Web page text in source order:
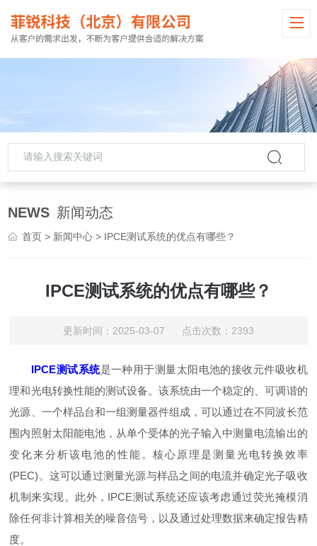
NEWS 新闻动态
首页 > 新闻中心 > IPCE测试系统的优点有哪些？
IPCE测试系统的优点有哪些？
更新时间：2025-03-07 点击次数：2393
IPCE测试系统是一种用于测量太阳电池的接收元件吸收机
理和光电转换性能的测试设备。该系统由一个稳定的、可调谐的
光源、一个样品台和一组测量器件组成，可以通过在不同波长范
围内照射太阳能电池，从单个受体的光子输入中测量电流输出的
变化来分析该电池的性能。核心原理是测量光电转换效率
(PEC)。这可以通过测量光源与样品之间的电流并确定光子吸收
机制来实现。此外，IPCE测试系统还应该考虑通过荧光掩模消
除任何非计算相关的噪音信号，以及通过处理数据来确定报告精
度。